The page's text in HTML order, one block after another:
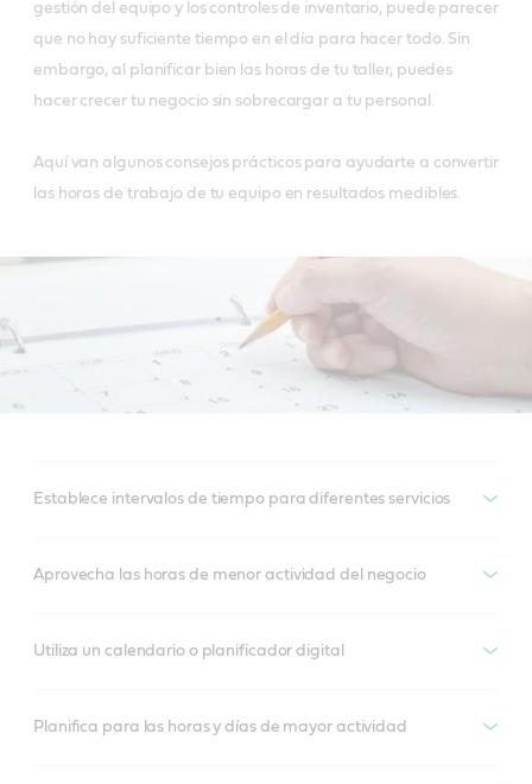
gestión del equipo y los controles de inventario, puede parecer
que no hay suficiente tiempo en el día para hacer todo. Sin
embargo, al planificar bien las horas de tu taller, puedes
hacer crecer tu negocio sin sobrecargar a tu personal.
Aquí van algunos consejos prácticos para ayudarte a convertir
las horas de trabajo de tu equipo en resultados medibles.
Establece intervalos de tiempo para diferentes servicios
Aprovecha las horas de menor actividad del negocio
Utiliza un calendario o planificador digital
Planifica para las horas y días de mayor actividad